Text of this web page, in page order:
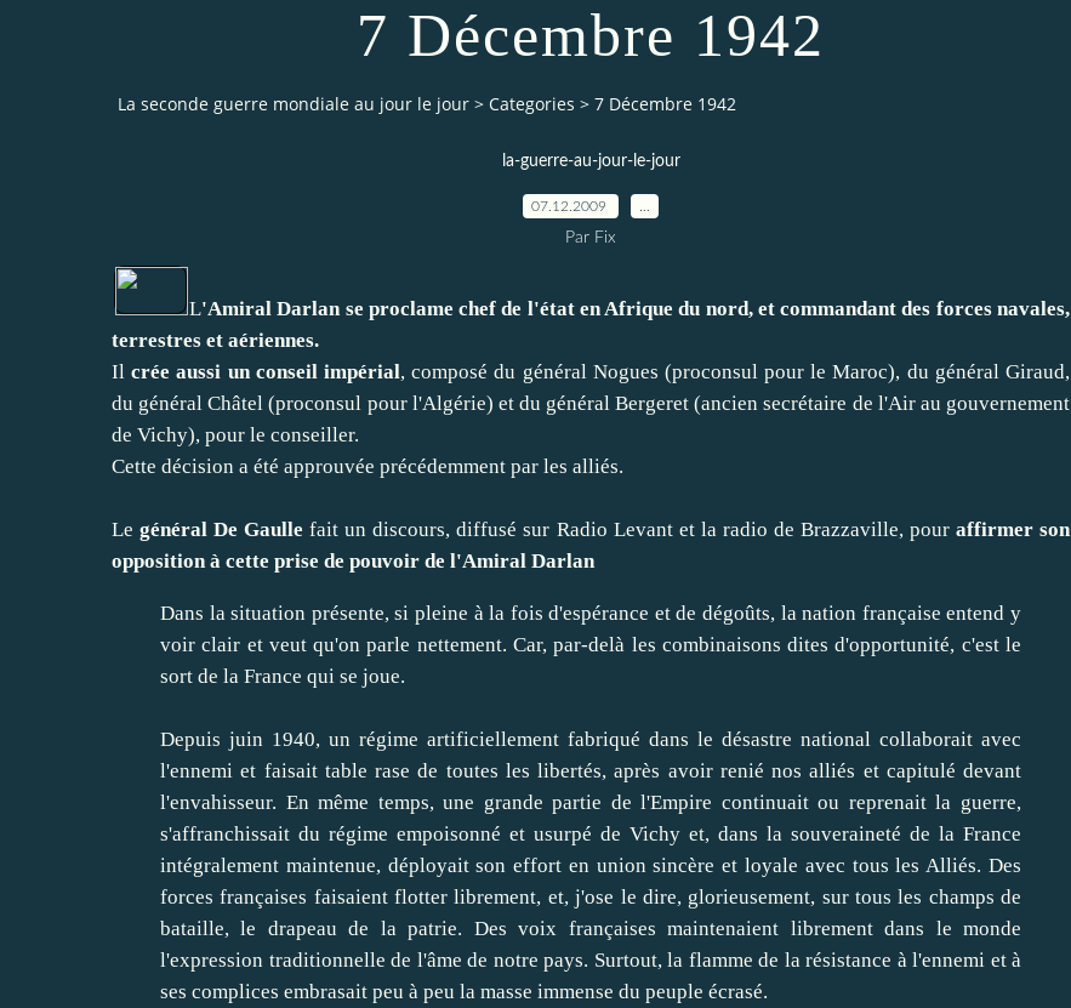
7 Décembre 1942
La seconde guerre mondiale au jour le jour > Categories > 7 Décembre 1942
la-guerre-au-jour-le-jour
07.12.2009
Par Fix
L'Amiral Darlan se proclame chef de l'état en Afrique du nord, et commandant des forces navales,
terrestres et aériennes.
Ilcrée aussi un conseil impérial, composé du général Nogues (proconsul pour le Maroc), du général Giraud,
du général Châtel (proconsul pour l'Algérie) et du général Bergeret (ancien secrétaire de l'Air au gouvernement
de Vichy), pour le conseiller.
Cette décision a été approuvée précédemment par les alliés.
Legénéral De Gaulle fait un discours, diffusé sur Radio Levant et la radio de Brazzaville, pour affirmer son
opposition à cette prise de pouvoir de l'Amiral Darlan
Dans la situation présente, si pleine à la fois d'espérance et de dégoûts, la nation française entend y
voir clair et veut qu'on parle nettement. Car, par-delà les combinaisons dites d'opportunité, c'est le
sort de la France qui se joue.
Depuis juin 1940, un régime artificiellement fabriqué dans le désastre national collaborait avec
l'ennemi et faisait table rase de toutes les libertés, après avoir renié nos alliés et capitulé devant
l'envahisseur. En même temps, une grande partie de l'Empire continuait ou reprenait la guerre,
s'affranchissait du régime empoisonné et usurpé de Vichy et, dans la souveraineté de la France
intégralement maintenue, déployait son effort en union sincère et loyale avec tous les Alliés. Des
forces françaises faisaient flotter librement, et, j'ose le dire, glorieusement, sur tous les champs de
bataille, le drapeau de la patrie. Des voix françaises maintenaient librement dans le monde
l'expression traditionnelle de l'âme de notre pays. Surtout, la flamme de la résistance à l'ennemi et à
ses complices embrasait peu à peu la masse immense du peuple écrasé.